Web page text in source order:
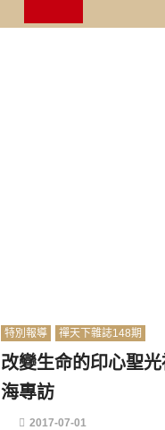
特別報導 禪天下雜誌148期
改變生命的印心聖
海專訪
2017-07-01